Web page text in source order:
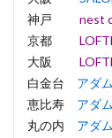
神戸 nest
京都
大阪
白金台 アダ
恵比寿 アダ
丸の内 アダ